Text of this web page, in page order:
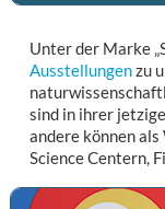
Unter der Marke
Ausstellungenzu
sind in ihrer
andere können
Science Centern,